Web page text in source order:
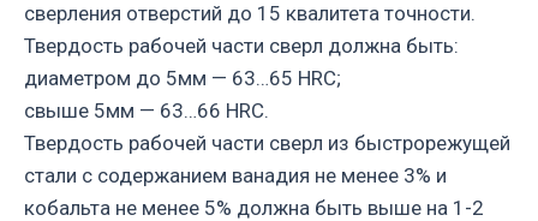
сверления отверстий до 15 квалитета точности.
Твердость рабочей части сверл должна быть:
диаметром до 5мм — 63…65 HRC;
свыше 5мм — 63…66 HRC.
Твердость рабочей части сверл из быстрорежущей
стали с содержанием ванадия не менее 3% и
кобальта не менее 5% должна быть выше на 1-2